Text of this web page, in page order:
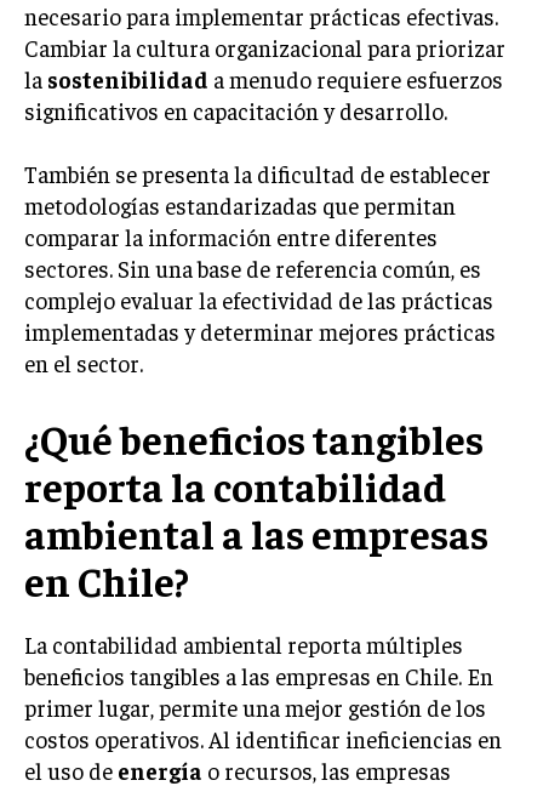
necesario para implementar prácticas efectivas.
Cambiar la cultura organizacional para priorizar
la sostenibilidad a menudo requiere esfuerzos
significativos en capacitación y desarrollo.
También se presenta la dificultad de establecer
metodologías estandarizadas que permitan
comparar la información entre diferentes
sectores. Sin una base de referencia común, es
complejo evaluar la efectividad de las prácticas
implementadas y determinar mejores prácticas
en el sector.
¿Qué beneficios tangibles
reporta la contabilidad
ambiental a las empresas
en Chile?
La contabilidad ambiental reporta múltiples
beneficios tangibles a las empresas en Chile. En
primer lugar, permite una mejor gestión de los
costos operativos. Al identificar ineficiencias en
el uso de energía o recursos, las empresas